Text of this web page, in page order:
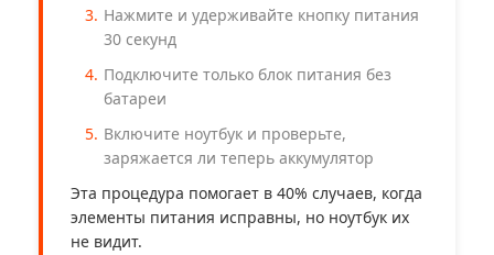
Нажмите и удерживайте кнопку питания
30 секунд
Подключите только блок питания без
батареи
Включите ноутбук и проверьте,
заряжается ли теперь аккумулятор
Эта процедура помогает в 40% случаев, когда
элементы питания исправны, но ноутбук их
не видит.